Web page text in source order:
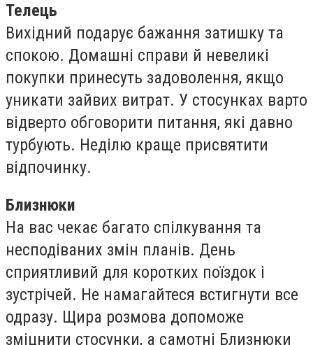
Телець
Вихідний подарує бажання затишку та
спокою. Домашні справи й невеликі
покупки принесуть задоволення, якщо
уникати зайвих витрат. У стосунках варто
відверто обговорити питання, які давно
турбують. Неділю краще присвятити
відпочинку.
Близнюки
На вас чекає багато спілкування та
несподіваних змін планів. День
сприятливий для коротких поїздок і
зустрічей. Не намагайтеся встигнути все
одразу. Щира розмова допоможе
зміцнити стосунки, а самотні Близнюки